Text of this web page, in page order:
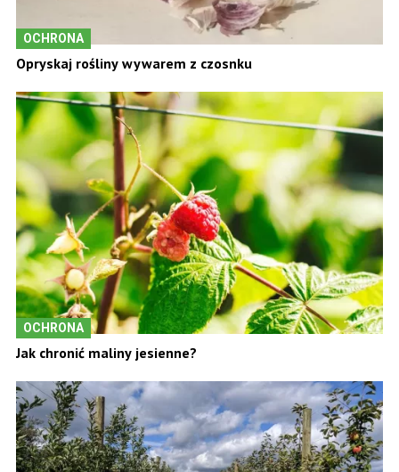
OCHRONA
Opryskaj rośliny wywarem z czosnku
OCHRONA
Jak chronić maliny jesienne?